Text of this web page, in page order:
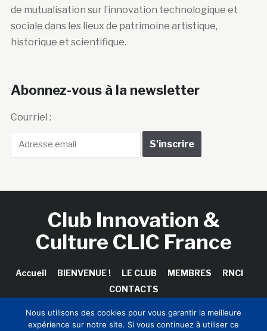
de mutualisation sur l’innovation technologique et
sociale dans les lieux de patrimoine artistique,
historique et scientifique.
Abonnez-vous à la newsletter
Courriel :
Club Innovation &
Culture CLIC France
Accueil BIENVENUE ! LE CLUB MEMBRES
RNCI
CONTACTS
Nous utilisons des cookies pour vous garantir la meilleure
expérience sur notre site. Si vous continuez à utiliser ce